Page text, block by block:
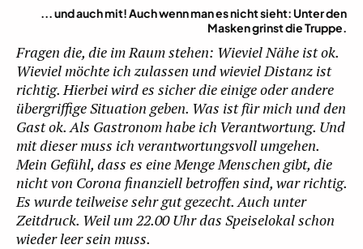
... und auch mit! Auch wenn man es nicht sieht: Unter den
Masken grinst die Truppe.
Fragen die, die im Raum stehen: Wieviel Nähe ist ok.
Wieviel möchte ich zulassen und wieviel Distanz ist
richtig. Hierbei wird es sicher die einige oder andere
übergriffige Situation geben. Was ist für mich und den
Gast ok. Als Gastronom habe ich Verantwortung. Und
mit dieser muss ich verantwortungsvoll umgehen.
Mein Gefühl, dass es eine Menge Menschen gibt, die
nicht von Corona finanziell betroffen sind, war richtig.
Es wurde teilweise sehr gut gezecht. Auch unter
Zeitdruck. Weil um 22.00 Uhr das Speiselokal schon
wieder leer sein muss.